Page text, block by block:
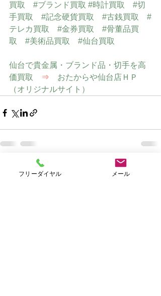
買取
#ブランド買取 #時計買取
#切
手買取
#記念硬貨買取 #古銭買取
#
テレカ買取
#金券買取
#骨董品買
取
#美術品買取 #仙台買取
仙台で貴金属・ブランド品・切手を高
価買取
⇒ おたからや仙台店ＨＰ
（オリジナルサイト）
最新記事 すべて表示
フリーダイヤル メール